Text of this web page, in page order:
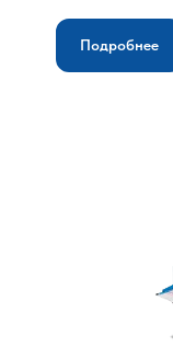
Подробнее